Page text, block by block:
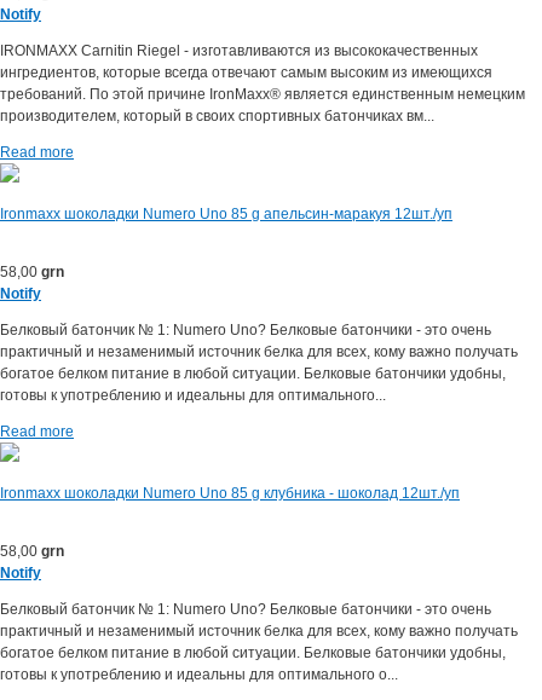
Notify
IRONMAXX Carnitin Riegel - изготавливаются из высококачественных
ингредиентов, которые всегда отвечают самым высоким из имеющихся
требований. По этой причине IronMaxx® является единственным немецким
производителем, который в своих спортивных батончиках вм...
Read more
Ironmaxx шоколадки Numero Uno 85 g апельсин-маракуя 12шт./уп
58,00 grn
Notify
Белковый батончик № 1: Numero Uno? Белковые батончики - это очень
практичный и незаменимый источник белка для всех, кому важно получать
богатое белком питаниe в любой ситуации. Белковые батончики удобны,
готовы к употреблению и идеальны для оптимального...
Read more
Ironmaxx шоколадки Numero Uno 85 g клубника - шоколад 12шт./уп
58,00 grn
Notify
Белковый батончик № 1: Numero Uno? Белковые батончики - это очень
практичный и незаменимый источник белка для всех, кому важно получать
богатое белком питаниe в любой ситуации. Белковые батончики удобны,
готовы к употреблению и идеальны для оптимального о...